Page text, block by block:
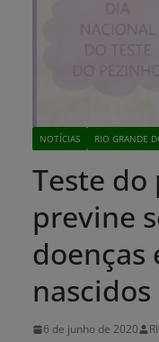
NOTÍCIAS RIO GRANDE
Teste do
previne
doenças
nascidos
6 de junho de 2020